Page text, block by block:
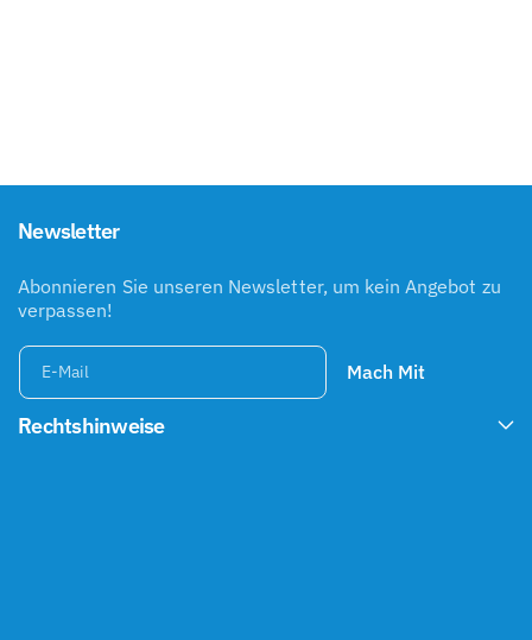
Newsletter
Abonnieren Sie unseren Newsletter, um kein Angebot zu
verpassen!
E-Mail Mach Mit
Rechtshinweise